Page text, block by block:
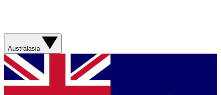
Australasia